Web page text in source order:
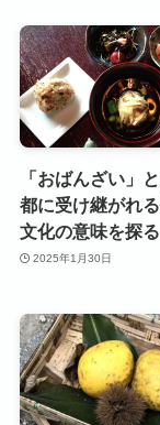
「おばんざい」
都に受け継がれ
文化の意味を探る
2025年1月30日